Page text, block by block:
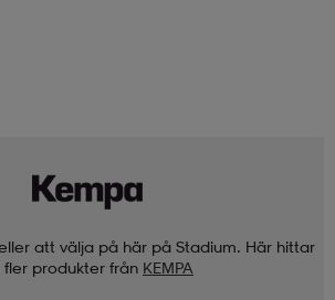
att välja på här på Stadium. Här hittar
fler produkter från KEMPA